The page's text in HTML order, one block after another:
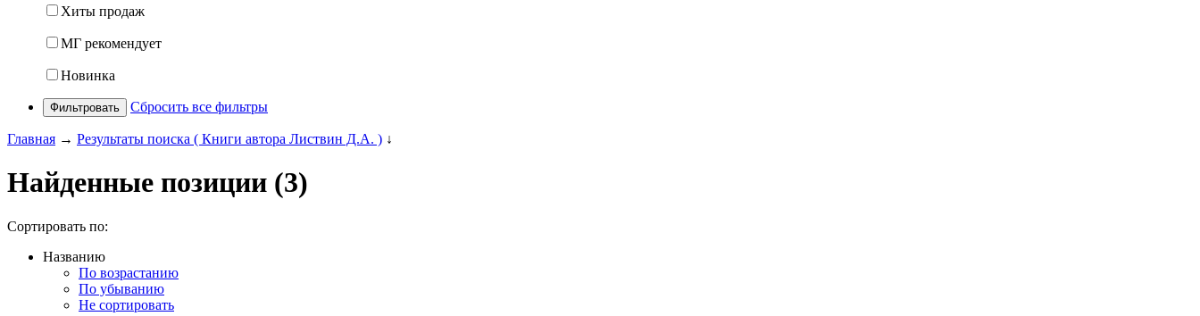
Хиты продаж
МГ рекомендует
Новинка
Фильтровать Сбросить все фильтры
Главная → Результаты поиска ( Книги автора Листвин Д.А. ) ↓
Найденные позиции (3)
Сортировать по:
Названию
По возрастанию
По убыванию
Не сортировать